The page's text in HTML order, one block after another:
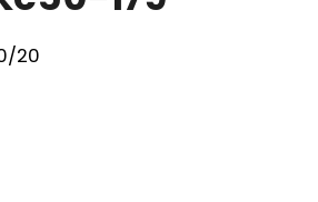
20